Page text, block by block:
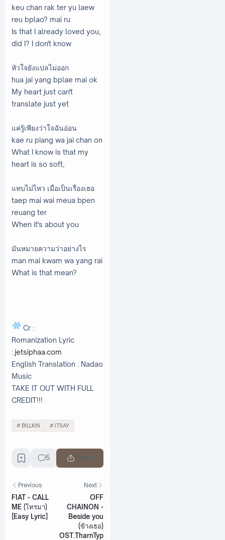
keu chan rak ter yu laew
reu bplao? mai ru
Is that I already loved you,
did I? I don't know
หัวใจยังแปลไม่ออก
hua jai yang bplae mai ok
My heart just can't
translate just yet
แค่รู้เพียงว่าใจฉันอ่อน
kae ru piang wa jai chan on
What I know is that my
heart is so soft,
แทบไม่ไหว เมื่อเป็นเรื่องเธอ
taep mai wai meua bpen
reuang ter
When it's about you
มันหมายความว่าอย่างไร
man mai kwam wa yang rai
What is that mean?
Cr :
Romanization Lyric
:jetsiphaa.com
English Translation : Nadao
Music
TAKE IT OUT WITH FULL
CREDIT!!!
BILLKIN ITSAY
5 Share
Previous
FIAT - CALL
ME (โทรมา)
[Easy Lyric]
Next
OFF
CHAINON -
Beside you
(ข้างเธอ)
OST.TharnTyp